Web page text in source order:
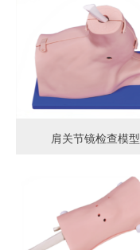
肩关节镜检查模型